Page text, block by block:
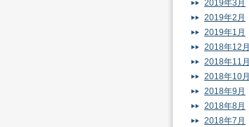
2019年3月
2019年2月
2019年1月
2018年12月
2018年11月
2018年10月
2018年9月
2018年8月
2018年7月